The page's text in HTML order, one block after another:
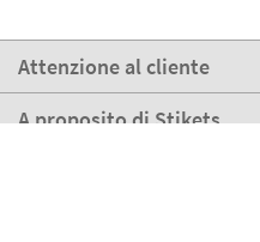
Attenzione al cliente
A proposito di Stikets